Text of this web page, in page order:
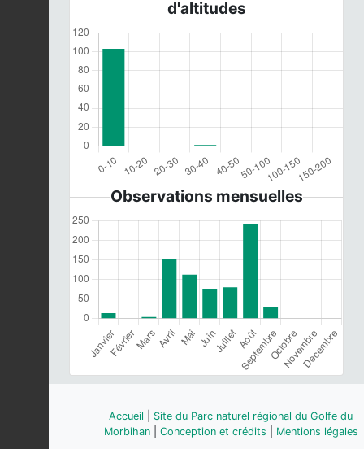
d'altitudes
Observations mensuelles
Accueil
Site du Parc naturel régional du Golfe du
Morbihan| Conception et crédits Mentions légales